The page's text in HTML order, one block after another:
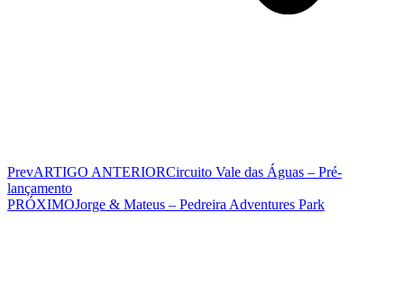
PrevARTIGO ANTERIORCircuito Vale das Águas – Pré-
lançamento
PRÓXIMOJorge & Mateus – Pedreira Adventures Park